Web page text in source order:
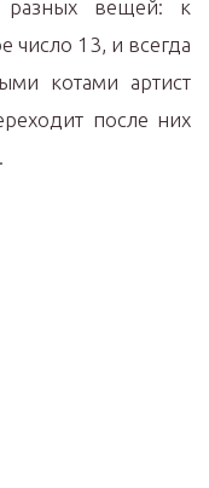
разных вещей: к
число 13, и всегда
котами артист
после них